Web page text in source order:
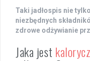
Taki jadłospis nie
niezbędnych
zdrowe odżywianie
Jaka jest